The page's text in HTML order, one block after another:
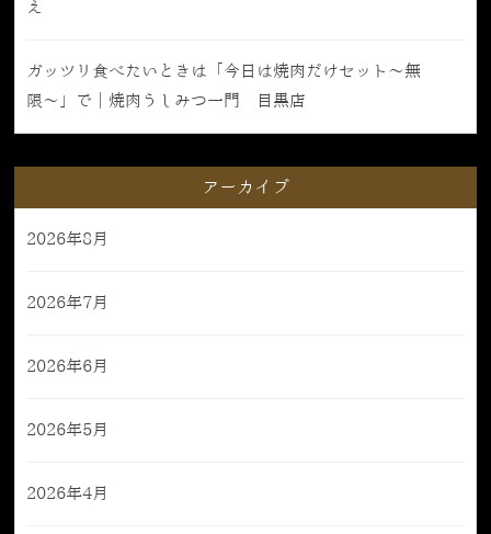
え
ガッツリ食べたいときは「今日は焼肉だけセット〜無
限〜」で｜焼肉うしみつ一門 目黒店
アーカイブ
2026年8月
2026年7月
2026年6月
2026年5月
2026年4月